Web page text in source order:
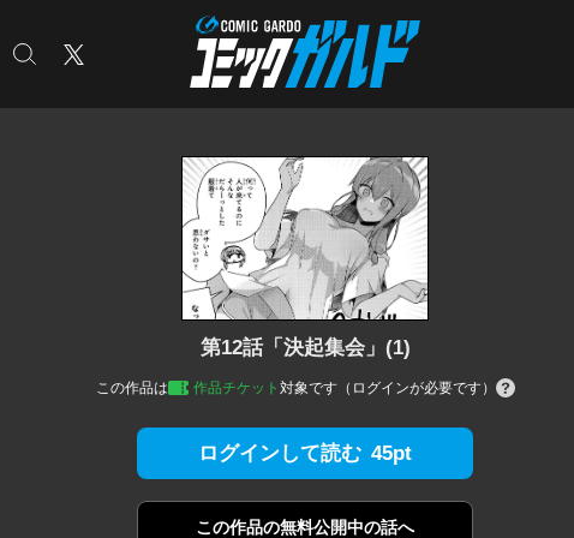
コミックガルド
検索 X
第12話「決起集会」(1)
この作品は 作品チケット 対象です（ログインが必要です）
ログインして読む 45pt
この作品の無料公開中の話へ